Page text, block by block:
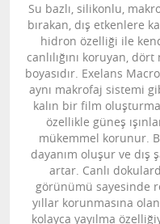
Su bazlı, silikonlu,
bırakan, dış etkenlere
hidron özelliği ile
canlılığını koruyan,
boyasıdır. Exelans
aynı makrofaj sistemi
kalın bir film
özellikle güneş
mükemmel korunur.
dayanım oluşur ve dış
artar. Canlı
görünümü sayesinde
yıllar korunmasına
kolayca yayılma